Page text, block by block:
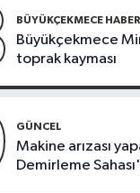
BÜYÜKÇEKMECE
Büyükçekmece
toprak kayması
GÜNCEL
Makine arızası
Demirleme